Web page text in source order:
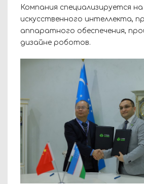
Компания специализируется
искусственного интеллекта,
аппаратного обеспечения,
дизайне роботов.